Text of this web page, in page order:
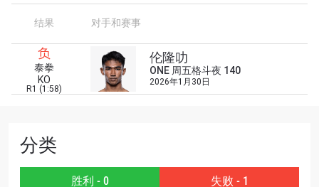
结果 对手和赛事
负
泰拳
KO
R1 (1:58)
伦隆叻
ONE 周五格斗夜 140
2026年1月30日
分类
胜利 - 0 失败 - 1
浏览了解更多
在任何地域观看ONE冠军赛，现在注册获得权限了
解最新资讯、解锁特别福利以及优先机遇获得直播
场次的最佳座位！
邮箱
名字